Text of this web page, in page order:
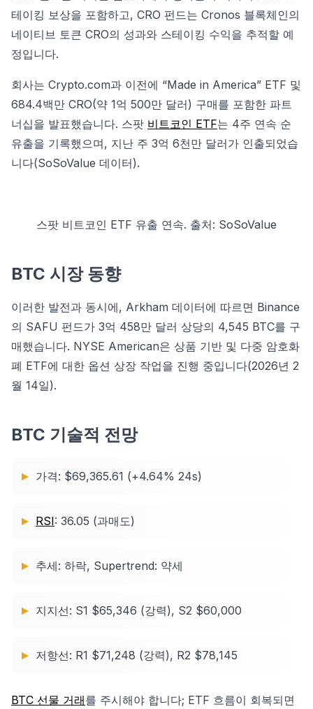
테이킹 보상을 포함하고, CRO 펀드는 Cronos 블록체인의
네이티브 토큰 CRO의 성과와 스테이킹 수익을 추적할 예
정입니다.
회사는 Crypto.com과 이전에 “Made in America” ETF 및
684.4백만 CRO(약 1억 500만 달러) 구매를 포함한 파트
너십을 발표했습니다. 스팟 비트코인 ETF는 4주 연속 순
유출을 기록했으며, 지난 주 3억 6천만 달러가 인출되었습
니다(SoSoValue 데이터).
스팟 비트코인 ETF 유출 연속. 출처: SoSoValue
BTC 시장 동향
이러한 발전과 동시에, Arkham 데이터에 따르면 Binance
의 SAFU 펀드가 3억 458만 달러 상당의 4,545 BTC를 구
매했습니다. NYSE American은 상품 기반 및 다중 암호화
폐 ETF에 대한 옵션 상장 작업을 진행 중입니다(2026년 2
월 14일).
BTC 기술적 전망
가격: $69,365.61 (+4.64% 24s)
RSI: 36.05 (과매도)
추세: 하락, Supertrend: 약세
지지선: S1 $65,346 (강력), S2 $60,000
저항선: R1 $71,248 (강력), R2 $78,145
BTC 선물 거래를 주시해야 합니다; ETF 흐름이 회복되면